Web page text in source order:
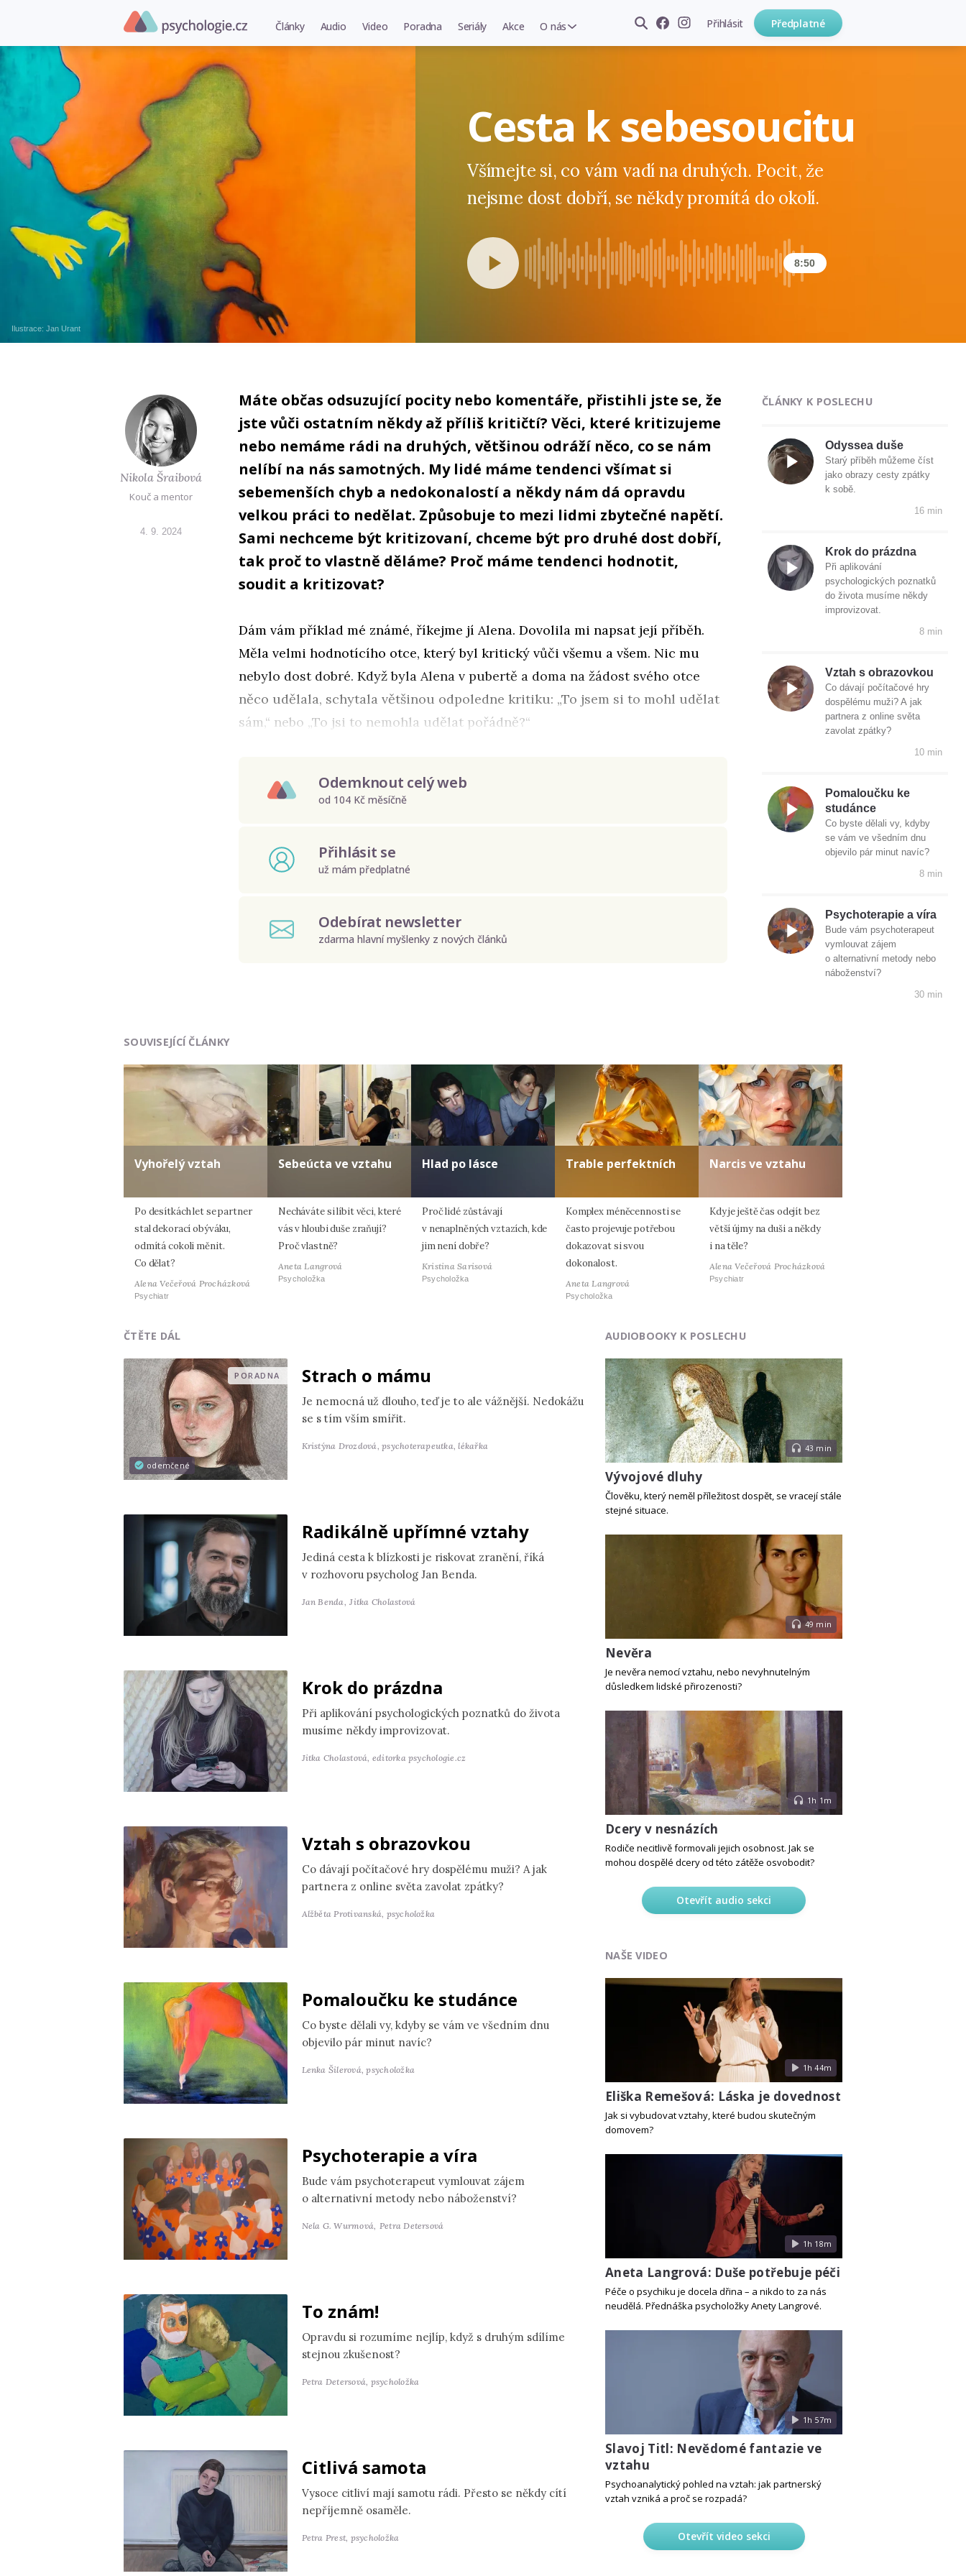
Články Audio Video Poradna Seriály Akce O nás Přihlásit Předplatné
Ilustrace: Jan Urant
Cesta k sebesoucitu
Všímejte si, co vám vadí na druhých. Pocit, že
nejsme dost dobří, se někdy promítá do okolí.
8:50
Nikola Šraibová
Kouč a mentor
4. 9. 2024
Máte občas odsuzující pocity nebo komentáře, přistihli jste se, že
jste vůči ostatním někdy až příliš kritičtí? Věci, které kritizujeme
nebo nemáme rádi na druhých, většinou odráží něco, co se nám
nelíbí na nás samotných. My lidé máme tendenci všímat si
sebemenších chyb a nedokonalostí a někdy nám dá opravdu
velkou práci to nedělat. Způsobuje to mezi lidmi zbytečné napětí.
Sami nechceme být kritizovaní, chceme být pro druhé dost dobří,
tak proč to vlastně děláme? Proč máme tendenci hodnotit,
soudit a kritizovat?
Dám vám příklad mé známé, říkejme jí Alena. Dovolila mi napsat její příběh.
Měla velmi hodnotícího otce, který byl kritický vůči všemu a všem. Nic mu
nebylo dost dobré. Když byla Alena v pubertě a doma na žádost svého otce
něco udělala, schytala většinou odpoledne kritiku: „To jsem si to mohl udělat
sám,“ nebo „To jsi to nemohla udělat pořádně?“
Odemknout celý web
od 104 Kč měsíčně
Přihlásit se
už mám předplatné
Odebírat newsletter
zdarma hlavní myšlenky z nových článků
ČLÁNKY K POSLECHU
Odyssea duše
Starý příběh můžeme číst
jako obrazy cesty zpátky
k sobě.
16 min
Krok do prázdna
Při aplikování
psychologických poznatků
do života musíme někdy
improvizovat.
8 min
Vztah s obrazovkou
Co dávají počítačové hry
dospělému muži? A jak
partnera z online světa
zavolat zpátky?
10 min
Pomaloučku ke
studánce
Co byste dělali vy, kdyby
se vám ve všedním dnu
objevilo pár minut navíc?
8 min
Psychoterapie a víra
Bude vám psychoterapeut
vymlouvat zájem
o alternativní metody nebo
náboženství?
30 min
SOUVISEJÍCÍ ČLÁNKY
Vyhořelý vztah
Po desítkách let se partner
stal dekorací obýváku,
odmítá cokoli měnit.
Co dělat?
Alena Večeřová Procházková
Psychiatr
Sebeúcta ve vztahu
Necháváte si líbit věci, které
vás v hloubi duše zraňují?
Proč vlastně?
Aneta Langrová
Psycholožka
Hlad po lásce
Proč lidé zůstávají
v nenaplněných vztazích, kde
jim není dobře?
Kristina Sarisová
Psycholožka
Trable perfektních
Komplex méněcennosti se
často projevuje potřebou
dokazovat si svou
dokonalost.
Aneta Langrová
Psycholožka
Narcis ve vztahu
Kdy je ještě čas odejít bez
větší újmy na duši a někdy
i na těle?
Alena Večeřová Procházková
Psychiatr
ČTĚTE DÁL
odemčené
PORADNA Strach o mámu
Je nemocná už dlouho, teď je to ale vážnější. Nedokážu
se s tím vším smířit.
Kristýna Drozdová,psychoterapeutka, lékařka
Radikálně upřímné vztahy
Jediná cesta k blízkosti je riskovat zranění, říká
v rozhovoru psycholog Jan Benda.
Jan Benda, Jitka Cholastová
Krok do prázdna
Při aplikování psychologických poznatků do života
musíme někdy improvizovat.
Jitka Cholastová, editorka psychologie.cz
Vztah s obrazovkou
Co dávají počítačové hry dospělému muži? A jak
partnera z online světa zavolat zpátky?
Alžběta Protivanská, psycholožka
Pomaloučku ke studánce
Co byste dělali vy, kdyby se vám ve všedním dnu
objevilo pár minut navíc?
Lenka Šilerová,psycholožka
Psychoterapie a víra
Bude vám psychoterapeut vymlouvat zájem
o alternativní metody nebo náboženství?
Nela G. Wurmová, Petra Detersová
To znám!
Opravdu si rozumíme nejlíp, když s druhým sdílíme
stejnou zkušenost?
Petra Detersová, psycholožka
Citlivá samota
Vysoce citliví mají samotu rádi. Přesto se někdy cítí
nepříjemně osaměle.
Petra Prest, psycholožka
AUDIOBOOKY K POSLECHU
43 min
Vývojové dluhy
Člověku, který neměl příležitost dospět, se vracejí stále
stejné situace.
49 min
Nevěra
Je nevěra nemocí vztahu, nebo nevyhnutelným
důsledkem lidské přirozenosti?
1h 1m
Dcery v nesnázích
Rodiče necitlivě formovali jejich osobnost. Jak se
mohou dospělé dcery od této zátěže osvobodit?
Otevřít audio sekci
NAŠE VIDEO
1h 44m
Eliška Remešová: Láska je dovednost
Jak si vybudovat vztahy, které budou skutečným
domovem?
1h 18m
Aneta Langrová: Duše potřebuje péči
Péče o psychiku je docela dřina – a nikdo to za nás
neudělá. Přednáška psycholožky Anety Langrové.
1h 57m
Slavoj Titl: Nevědomé fantazie ve
vztahu
Psychoanalytický pohled na vztah: jak partnerský
vztah vzniká a proč se rozpadá?
Otevřít video sekci